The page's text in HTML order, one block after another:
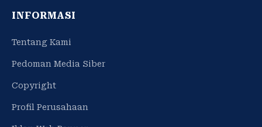
INFORMASI
Tentang Kami
Pedoman Media Siber
Copyright
Profil Perusahaan